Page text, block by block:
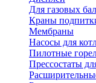
Для газовых
Краны
Мембраны
Насосы для
Пилотные
Прессостаты